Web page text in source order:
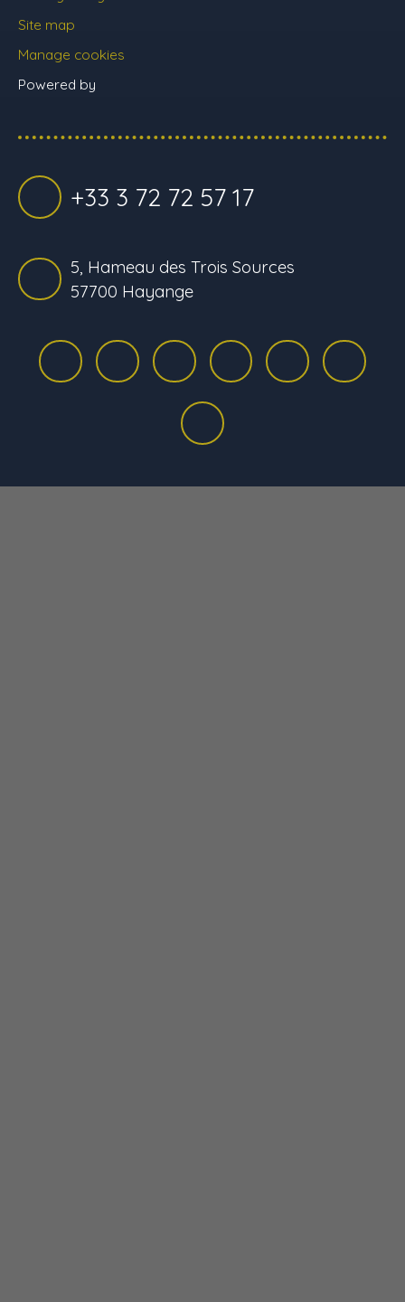
Site map
Manage cookies
Powered by
+33 3 72 72 57 17
5, Hameau des Trois Sources
57700 Hayange